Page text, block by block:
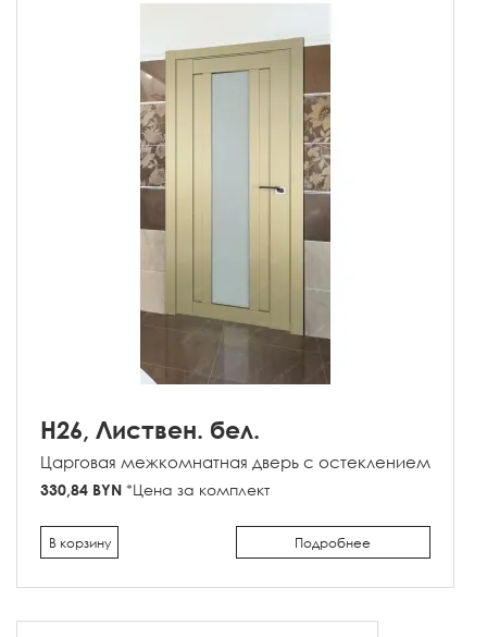
H26, Листвен. бел.
Царговая межкомнатная дверь с остеклением
330,84 BYN *Цена за комплект
Подробнее
В корзину